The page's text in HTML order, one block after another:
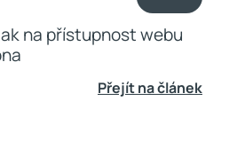
na přístupnost webu
Přejít na článek